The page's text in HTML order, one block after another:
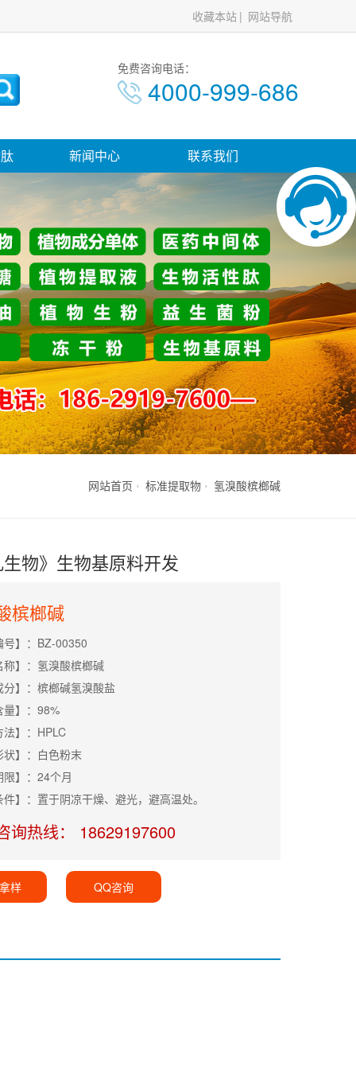
收藏本站 网站导航
免费咨询电话：
4000-999-686
新闻中心 联系我们
网站首页 标准提取物 氢溴酸槟榔碱
物》生物基原料开发
槟榔碱
号】：BZ-00350
称】：氢溴酸槟榔碱
分】：槟榔碱氢溴酸盐
量】：98%
法】：HPLC
状】：白色粉末
】：24个月
】：置于阴凉干燥、避光，避高温处。
询热线： 18629197600
样 QQ咨询